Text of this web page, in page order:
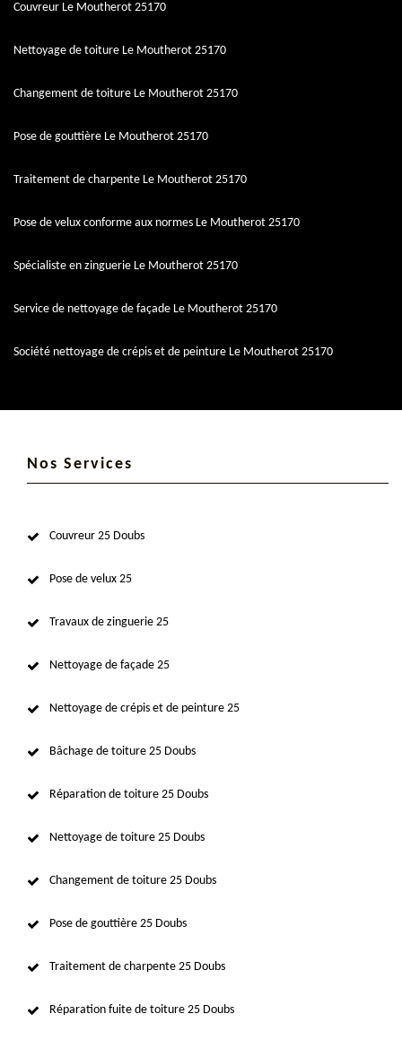
Couvreur Le Moutherot 25170
Nettoyage de toiture Le Moutherot 25170
Changement de toiture Le Moutherot 25170
Pose de gouttière Le Moutherot 25170
Traitement de charpente Le Moutherot 25170
Pose de velux conforme aux normes Le Moutherot 25170
Spécialiste en zinguerie Le Moutherot 25170
Service de nettoyage de façade Le Moutherot 25170
Société nettoyage de crépis et de peinture Le Moutherot 25170
Nos Services
Couvreur 25 Doubs
Pose de velux 25
Travaux de zinguerie 25
Nettoyage de façade 25
Nettoyage de crépis et de peinture 25
Bâchage de toiture 25 Doubs
Réparation de toiture 25 Doubs
Nettoyage de toiture 25 Doubs
Changement de toiture 25 Doubs
Pose de gouttière 25 Doubs
Traitement de charpente 25 Doubs
Réparation fuite de toiture 25 Doubs